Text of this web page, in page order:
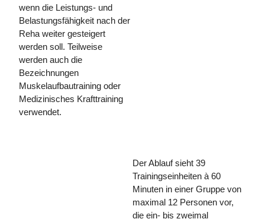
wenn die Leistungs- und
Belastungsfähigkeit nach der
Reha weiter gesteigert
werden soll. Teilweise
werden auch die
Bezeichnungen
Muskelaufbautraining oder
Medizinisches Krafttraining
verwendet.
Der Ablauf sieht 39
Trainingseinheiten à 60
Minuten in einer Gruppe von
maximal 12 Personen vor,
die ein- bis zweimal